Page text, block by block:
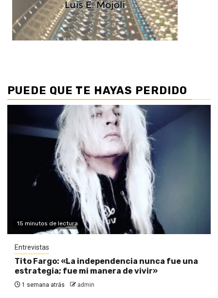
PUEDE QUE TE HAYAS PERDIDO
15 minutos de lectura
Entrevistas
Tito Fargo: «La independencia nunca fue una
estrategia; fue mi manera de vivir»
1 semana atrás admin